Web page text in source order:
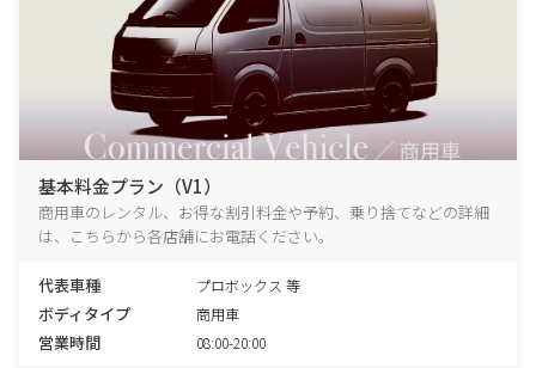
基本料金プラン（V1）
商用車のレンタル、お得な割引料金や予約、乗り捨てなどの詳細
は、こちらから各店舗にお電話ください。
代表車種 プロボックス 等
ボディタイプ 商用車
営業時間 08:00-20:00